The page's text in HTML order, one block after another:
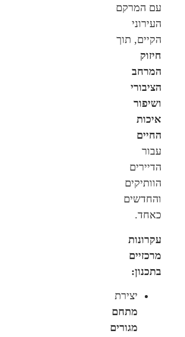
עם המרקם
העירוני
הקיים, תוך
חיזוק
המרחב
הציבורי
ושיפור
איכות
החיים
עבור
הדיירים
הוותיקים
והחדשים
כאחד.
עקרונות
מרכזיים
בתכנון:
יצירת
מתחם
מגורים